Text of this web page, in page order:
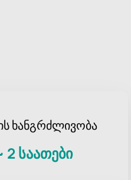
ხანგრძლივობა
2 საათები